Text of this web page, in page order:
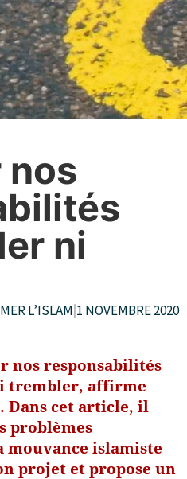
nos
ni
L’ISLAM 1 NOVEMBRE 2020
nos responsabilités
trembler, affirme
. Dans cet article, il
problèmes
mouvance islamiste
projet et propose un